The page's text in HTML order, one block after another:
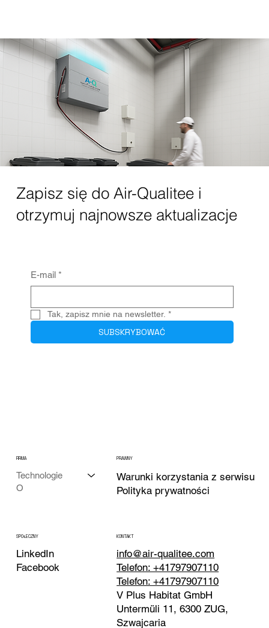
Zapisz się do Air-Qualitee i
otrzymuj najnowsze aktualizacje
E-mail *
Tak, zapisz mnie na newsletter. *
SUBSKRYBOWAĆ
FIRMA
Technologie
O
PRAWNY
Warunki korzystania z serwisu
Polityka prywatności
SPOŁECZNY
LinkedIn
Facebook
KONTAKT
info@air-qualitee.com
Telefon: +41797907110
V Plus Habitat GmbH
Untermüli 11, 6300 ZUG,
Szwajcaria
Telefon: +41797907110